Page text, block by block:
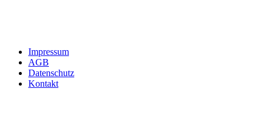
Impressum
AGB
Datenschutz
Kontakt